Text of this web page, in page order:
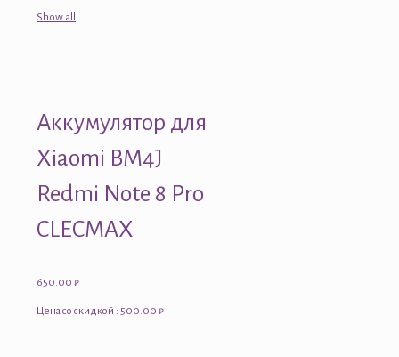
Show all
Аккумулятор для
Xiaomi BM4J
Redmi Note 8 Pro
CLECMAX
650.00 ₽
Цена со скидкой : 500.00 ₽